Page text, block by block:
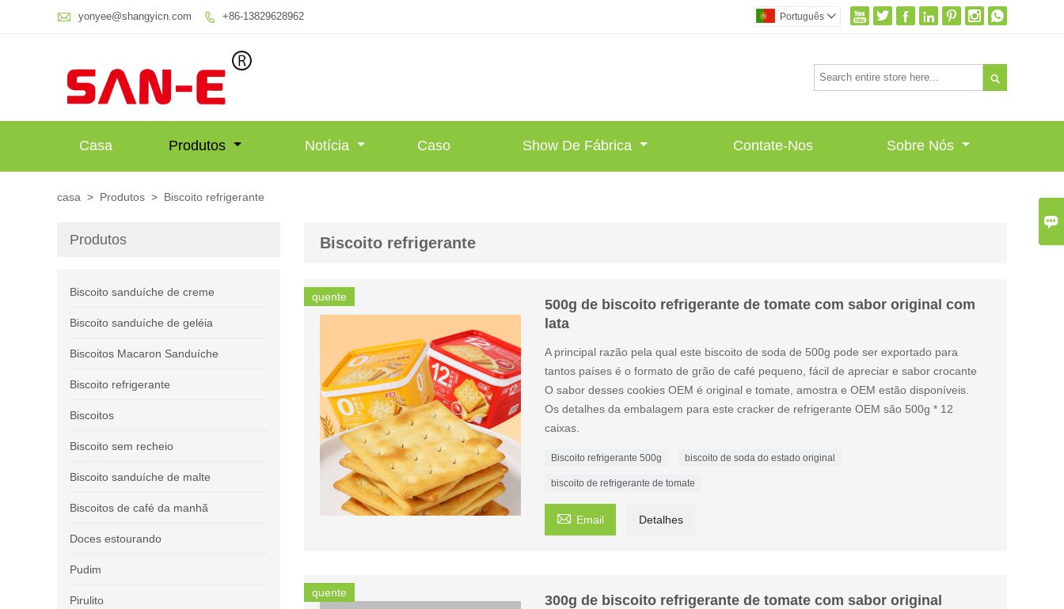

 yonyee@shangyicn.com  +86-13829628962       
Português 

Casa Produtos Notícia Caso Show De Fábrica Contate-Nos Sobre Nós
casa > Produtos > Biscoito refrigerante
Biscoito refrigerante
quente
500g de biscoito refrigerante de tomate com sabor original com
lata
A principal razão pela qual este biscoito de soda de 500g pode ser exportado para
tantos países é o formato de grão de café pequeno, fácil de apreciar e sabor crocante
O sabor desses cookies OEM é original e tomate, amostra e OEM estão disponíveis.
Os detalhes da embalagem para este cracker de refrigerante OEM são 500g * 12
caixas.
Biscoito refrigerante 500g biscoito de soda do estado original
biscoito de refrigerante de tomate
 Email Detalhes
quente 300g de biscoito refrigerante de tomate com sabor original
Produtos
Biscoito sanduíche de creme
Biscoito sanduíche de geléia
Biscoitos Macaron Sanduíche
Biscoito refrigerante
Biscoitos
Biscoito sem recheio
Biscoito sanduíche de malte
Biscoitos de café da manhã
Doces estourando
Pudim
Pirulito